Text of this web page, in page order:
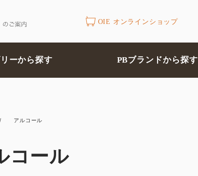
OIE オンラインショップ
ーから探す PBブランドから探す
/ アルコール
コール